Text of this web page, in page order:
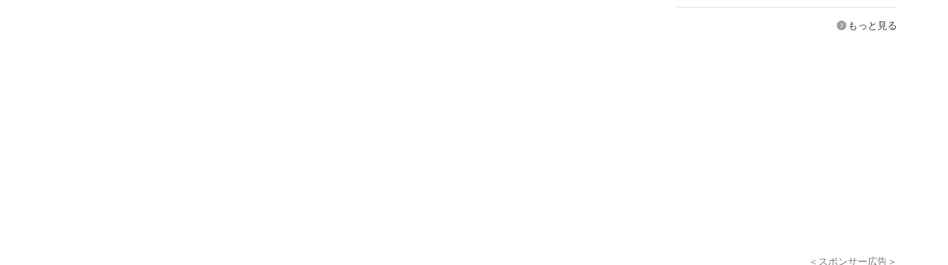
もっと見る
＜スポンサー広告＞